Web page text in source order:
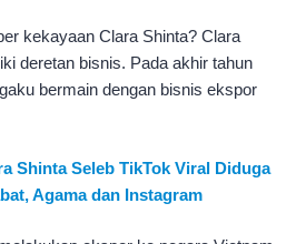
kekayaan Clara Shinta? Clara
deretan bisnis. Pada akhir tahun
bermain dengan bisnis ekspor
Shinta Seleb TikTok Viral Diduga
Agama dan Instagram